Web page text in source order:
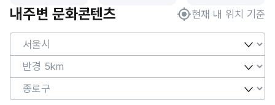
내주변 문화콘텐츠 현재 내 위치 기준